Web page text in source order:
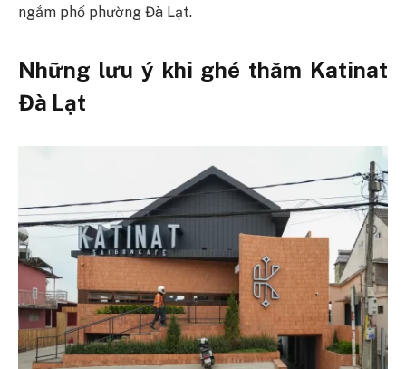
ngắm phố phường Đà Lạt.
Những lưu ý khi ghé thăm Katinat
Đà Lạt